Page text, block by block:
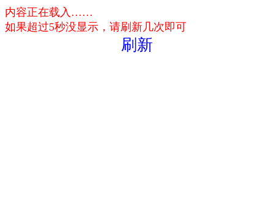
内容正在载入……
如果超过5秒没显示，请刷新几次即可
刷新